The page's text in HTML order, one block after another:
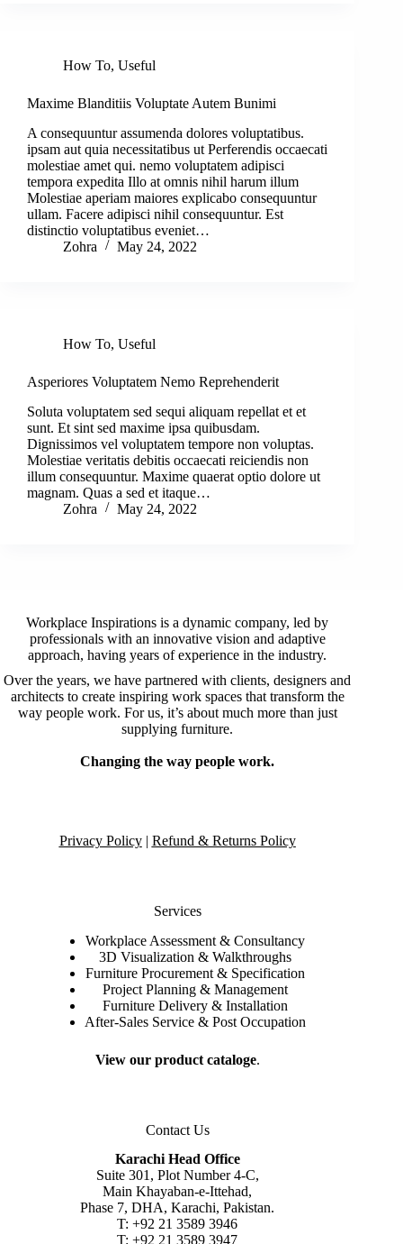
How To, Useful
Maxime Blanditiis Voluptate Autem Bunimi
A consequuntur assumenda dolores voluptatibus.
ipsam aut quia necessitatibus ut Perferendis occaecati
molestiae amet qui. nemo voluptatem adipisci
tempora expedita Illo at omnis nihil harum illum
Molestiae aperiam maiores explicabo consequuntur
ullam. Facere adipisci nihil consequuntur. Est
distinctio voluptatibus eveniet…
Zohra
May 24, 2022
How To, Useful
Asperiores Voluptatem Nemo Reprehenderit
Soluta voluptatem sed sequi aliquam repellat et et
sunt. Et sint sed maxime ipsa quibusdam.
Dignissimos vel voluptatem tempore non voluptas.
Molestiae veritatis debitis occaecati reiciendis non
illum consequuntur. Maxime quaerat optio dolore ut
magnam. Quas a sed et itaque…
Zohra
May 24, 2022
Workplace Inspirations is a dynamic company, led by
professionals with an innovative vision and adaptive
approach, having years of experience in the industry.
Over the years, we have partnered with clients, designers and
architects to create inspiring work spaces that transform the
way people work. For us, it’s about much more than just
supplying furniture.
Changing the way people work.
Privacy Policy| Refund & Returns Policy
Services
Workplace Assessment & Consultancy
3D Visualization & Walkthroughs
Furniture Procurement & Specification
Project Planning & Management
Furniture Delivery & Installation
After-Sales Service & Post Occupation
View our product cataloge.
Contact Us
Karachi Head Office
Suite 301, Plot Number 4-C,
Main Khayaban-e-Ittehad,
Phase 7, DHA, Karachi, Pakistan.
T: +92 21 3589 3946
T: +92 21 3589 3947